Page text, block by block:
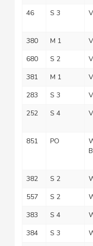
46
S 3
380
M 1
680
S 2
381
M 1
283
S 3
252
S 4
851
PO
382
S 2
557
S 2
383
S 4
384
S 3